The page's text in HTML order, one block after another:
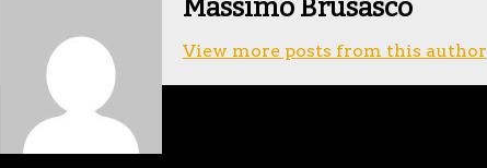
Massimo Brusasco
View more posts from this author